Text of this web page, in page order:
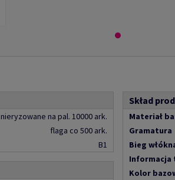
nieryzowane na pal. 10000 ark.
flaga co 500 ark.
B1
Skład
Materiał
Gramatura
Bieg
Informacja
Kolor